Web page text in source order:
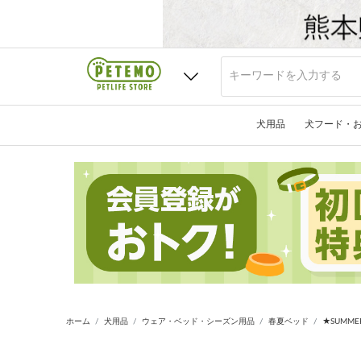
犬用品 犬フード・
ホーム 犬用品 ウェア・ベッド・シーズン用品 春夏ベッド